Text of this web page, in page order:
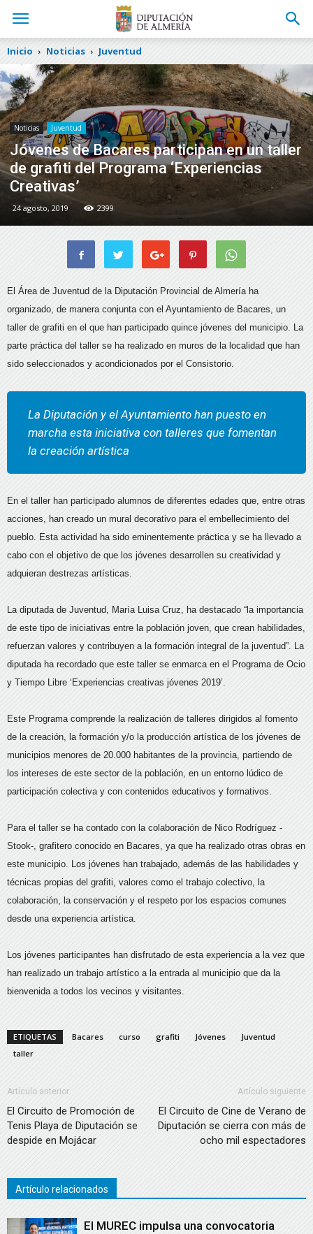
Inicio Noticias Juventud
Noticias Juventud
Jóvenes de Bacares participan en un taller
de grafiti del Programa ‘Experiencias
Creativas’
24 agosto, 2019 2399
El Área de Juventud de la Diputación Provincial de Almería ha
organizado, de manera conjunta con el Ayuntamiento de Bacares, un
taller de grafiti en el que han participado quince jóvenes del municipio. La
parte práctica del taller se ha realizado en muros de la localidad que han
sido seleccionados y acondicionados por el Consistorio.
La Diputación y el Ayuntamiento han puesto en
marcha esta iniciativa con talleres que fomentan
la creación artística
En el taller han participado alumnos de diferentes edades que, entre otras
acciones, han creado un mural decorativo para el embellecimiento del
pueblo. Esta actividad ha sido eminentemente práctica y se ha llevado a
cabo con el objetivo de que los jóvenes desarrollen su creatividad y
adquieran destrezas artísticas.
La diputada de Juventud, María Luisa Cruz, ha destacado “la importancia
de este tipo de iniciativas entre la población joven, que crean habilidades,
refuerzan valores y contribuyen a la formación integral de la juventud”. La
diputada ha recordado que este taller se enmarca en el Programa de Ocio
y Tiempo Libre ‘Experiencias creativas jóvenes 2019’.
Este Programa comprende la realización de talleres dirigidos al fomento
de la creación, la formación y/o la producción artística de los jóvenes de
municipios menores de 20.000 habitantes de la provincia, partiendo de
los intereses de este sector de la población, en un entorno lúdico de
participación colectiva y con contenidos educativos y formativos.
Para el taller se ha contado con la colaboración de Nico Rodríguez -
Stook-, grafitero conocido en Bacares, ya que ha realizado otras obras en
este municipio. Los jóvenes han trabajado, además de las habilidades y
técnicas propias del grafiti, valores como el trabajo colectivo, la
colaboración, la conservación y el respeto por los espacios comunes
desde una experiencia artística.
Los jóvenes participantes han disfrutado de esta experiencia a la vez que
han realizado un trabajo artístico a la entrada al municipio que da la
bienvenida a todos los vecinos y visitantes.
ETIQUETAS Bacares curso grafiti Jóvenes
Juventud
taller
Artículo anterior
El Circuito de Promoción de
Tenis Playa de Diputación se
despide en Mojácar
Artículo siguiente
El Circuito de Cine de Verano de
Diputación se cierra con más de
ocho mil espectadores
Artículo relacionados
El MUREC impulsa una convocatoria